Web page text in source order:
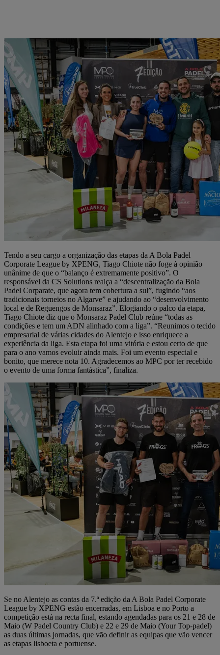
Tendo a seu cargo a organização das etapas da A Bola Padel
Corporate League by XPENG, Tiago Chiote não foge à opinião
unânime de que o “balanço é extremamente positivo”. O
responsável da CS Solutions realça a “descentralização da Bola
Padel Corparate, que agora tem cobertura a sul”, fugindo “aos
tradicionais torneios no Algarve” e ajudando ao “desenvolvimento
local e de Reguengos de Monsaraz”. Elogiando o palco da etapa,
Tiago Chiote diz que o Monsaraz Padel Club reúne “todas as
condições e tem um ADN alinhado com a liga”. “Reunimos o tecido
empresarial de várias cidades do Alentejo e isso enriquece a
experiência da liga. Esta etapa foi uma vitória e estou certo de que
para o ano vamos evoluir ainda mais. Foi um evento especial e
bonito, que merece nota 10. Agradecemos ao MPC por ter recebido
o evento de uma forma fantástica”, finaliza.
Se no Alentejo as contas da 7.ª edição da A Bola Padel Corporate
League by XPENG estão encerradas, em Lisboa e no Porto a
competição está na recta final, estando agendadas para os 21 e 28 de
Maio (W Padel Country Club) e 22 e 29 de Maio (Your Top-padel)
as duas últimas jornadas, que vão definir as equipas que vão vencer
as etapas lisboeta e portuense.